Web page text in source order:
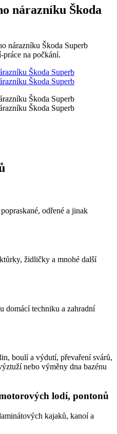
nárazníku Škoda
nárazníku Škoda Superb
práce na počkání.
odřené a jinak
židličky a mnohé další
domácí techniku a zahradní
boulí a výdutí, převaření svárů,
nebo výměny dna bazénu
lodí, pontonů
kajaků, kanoí a